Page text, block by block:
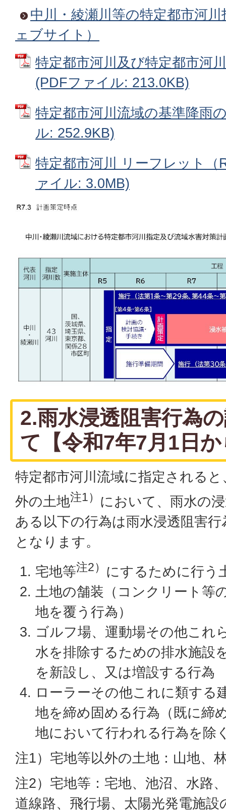
中川・綾瀬川等の特定都市河
ェブサイト）
特定都市河川及び特定都市河
(PDFファイル: 213.0KB)
特定都市河川流域の基準降雨
ル: 252.9KB)
特定都市河川 リーフレット（
ァイル: 3.0MB)
2.雨水浸透阻害行為
て【令和7年7月1日
特定都市河川流域に指定される
外の土地注1） において、雨水の
ある以下の行為は雨水浸透阻害
となります。
宅地等注2） にするために行う
土地の舗装（コンクリート等
地を覆う行為）
ゴルフ場、運動場その他これ
水を排除するための排水施設
を新設し、又は増設する行為
ローラーその他これに類する
地を締め固める行為（既に締
地において行われる行為を除
注1）宅地等以外の土地：山地、
注2）宅地等：宅地、池沼、水路
道線路、飛行場、太陽光発電施